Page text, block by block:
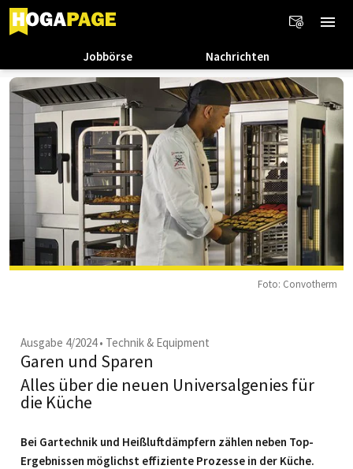
Jobbörse Nachrichten
Foto: Convotherm
Ausgabe 4/2024• Technik & Equipment
Garen und Sparen
Alles über die neuen Universalgenies für
die Küche
Bei Gartechnik und Heißluftdämpfern zählen neben Top-
Ergebnissen möglichst effiziente Prozesse in der Küche.